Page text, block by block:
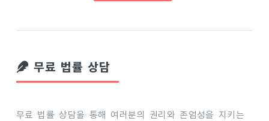
무료 법률 상담
무료 법률 상담을 통해 여러분의 권리와 존엄성을 지키는